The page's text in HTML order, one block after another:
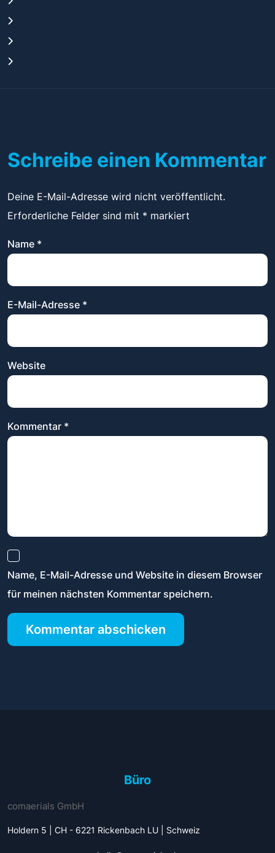
Schreibe einen Kommentar
Deine E-Mail-Adresse wird nicht veröffentlicht.
Erforderliche Felder sind mit * markiert
Kommentar *
Name *
E-Mail-Adresse *
Website
Name, E-Mail-Adresse und Website in diesem Browser
für meinen nächsten Kommentar speichern.
Büro
comaerials GmbH
Holdern 5 | CH - 6221 Rickenbach LU | Schweiz